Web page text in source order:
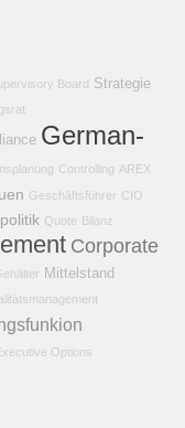
Board Strategie
German-
Controlling AREX
Geschäftsführer CIO
Quote Bilanz
Corporate
Mittelstand
Options